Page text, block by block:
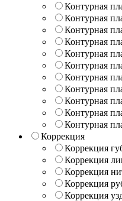
Контурная
Контурная
Контурная
Контурная
Контурная
Контурная
Контурная
Контурная
Контурная
Контурная
Контурная
Коррекция
Коррекция
Коррекция
Коррекция
Коррекция
Коррекция